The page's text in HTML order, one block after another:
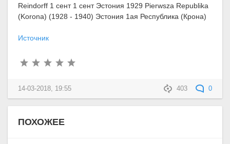
Reindorff 1 сент 1 сент Эстония 1929 Pierwsza Republika
(Korona) (1928 - 1940) Эстония 1ая Республика (Крона)
Источник
403 0
14-03-2018, 19:55
ПОХОЖЕЕ